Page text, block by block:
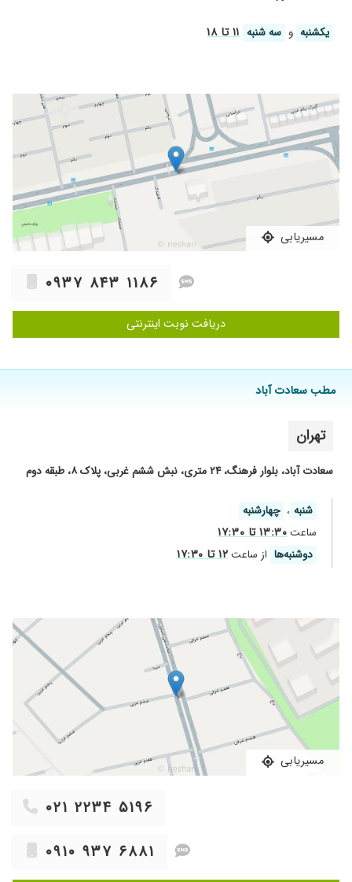
کم کردم، خیلی راضی هستم
هستن
خانم دکتر کارشون بی نظیره تشخیص دقیق و
درمان عالی و برخورد حرفه ای
۱۴۰۵/۰۵/۱۳
عدم رضایت
از سال قبل برای درمان دیابت زیر نظر خانم دکتر
هستم، قندم کنترل شده، ازشون ممنونم
۱۴۰۴/۰۹/۲۵
یکشنبه و سه شنبه ۱۱ تا ۱۸
مسیریابی
۰۹۳۷ ۸۴۳ ۱۱۸۶
دریافت نوبت اینترنتی
مطب سعادت آباد
تهران
سعادت آباد، بلوار فرهنگ، ۲۴ متری، نبش ششم غربی، پلاک ۸، طبقه دوم
شنبه ، چهارشنبه
ساعت۱۳:۳۰ تا ۱۷:۳۰
دوشنبه‌ها از ساعت۱۲ تا ۱۷:۳۰
مسیریابی
۰۲۱ ۲۲۳۴ ۵۱۹۶
۰۹۱۰ ۹۳۷ ۶۸۸۱